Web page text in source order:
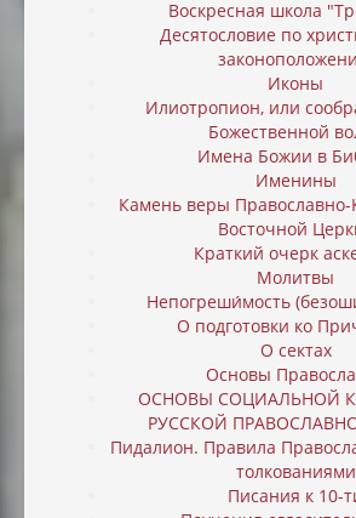
Воскресная школа
Десятословие по
Иконы
Илиотропион, или
Божественной
Имена Божии в
Именины
Камень веры Православно-
Восточной
Краткий очерк
Молитвы
Непогреши́мость
О подготовки ко
О сектах
Основы
ОСНОВЫ СОЦИАЛЬНОЙ
РУССКОЙ
Пидалион. Правила
толкованиями
Писания к 10-